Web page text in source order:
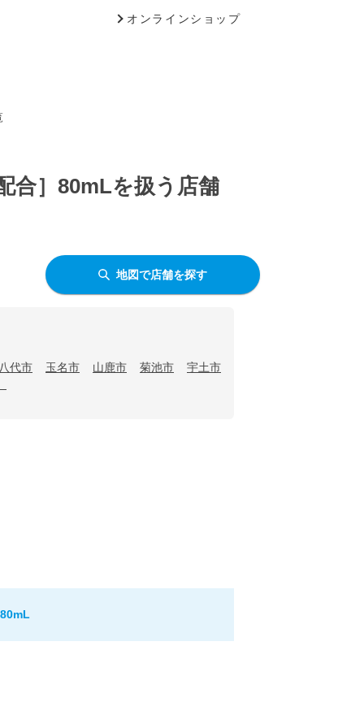
オンラインショップ
合］80mLを扱う店舗
地図で店舗を探す
代市 玉名市 山鹿市 菊池市
宇土市